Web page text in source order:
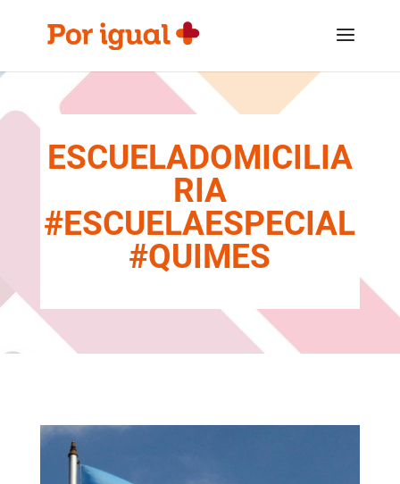
contenido
navegación
ESCUELADOMICILIA
RIA
#ESCUELAESPECIAL
#QUIMES